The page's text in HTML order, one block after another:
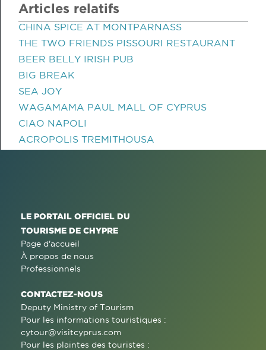
Articles relatifs
CHINA SPICE AT MONTPARNASS
THE TWO FRIENDS PISSOURI RESTAURANT
BEER BELLY IRISH PUB
BIG BREAK
SEA JOY
WAGAMAMA PAUL MALL OF CYPRUS
CIAO NAPOLI
ACROPOLIS TREMITHOUSA
LE PORTAIL OFFICIEL DU
TOURISME DE CHYPRE
Page d'accueil
À propos de nous
Professionnels
CONTACTEZ-NOUS
Deputy Ministry of Tourism
Pour les informations touristiques :
cytour@visitcyprus.com
Pour les plaintes des touristes :